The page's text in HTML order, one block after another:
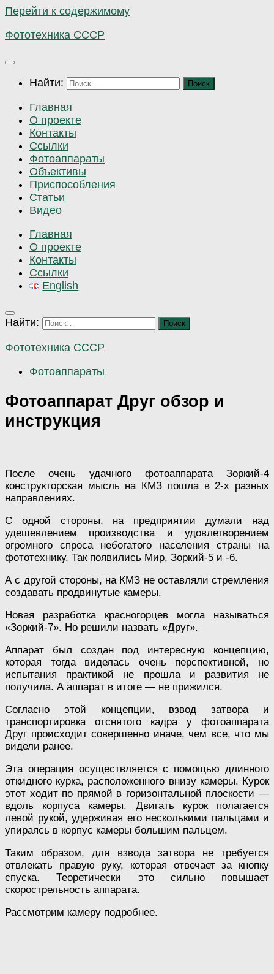
Перейти к содержимому
Фототехника СССР
Найти:
Главная
О проекте
Контакты
Ссылки
Фотоаппараты
Объективы
Приспособления
Статьи
Видео
Главная
О проекте
Контакты
Ссылки
English
Найти:
Фототехника СССР
Фотоаппараты
Фотоаппарат Друг обзор и
инструкция
После очень удачного фотоаппарата Зоркий-4
конструкторская мысль на КМЗ пошла в 2-х разных
направлениях.
С одной стороны, на предприятии думали над
удешевлением производства и удовлетворением
огромного спроса небогатого населения страны на
фототехнику. Так появились Мир, Зоркий-5 и -6.
А с другой стороны, на КМЗ не оставляли стремления
создавать продвинутые камеры.
Новая разработка красногорцев могла называться
«Зоркий-7». Но решили назвать «Друг».
Аппарат был создан под интересную концепцию,
которая тогда виделась очень перспективной, но
испытания практикой не прошла и развития не
получила. А аппарат в итоге — не прижился.
Согласно этой концепции, взвод затвора и
транспортировка отснятого кадра у фотоаппарата
Друг происходит совершенно иначе, чем все, что мы
видели ранее.
Эта операция осуществляется с помощью длинного
откидного курка, расположенного внизу камеры. Курок
этот ходит по прямой в горизонтальной плоскости —
вдоль корпуса камеры. Двигать курок полагается
левой рукой, удерживая его несколькими пальцами и
упираясь в корпус камеры большим пальцем.
Таким образом, для взвода затвора не требуется
отвлекать правую руку, которая отвечает за кнопку
спуска. Теоретически это сильно повышает
скорострельность аппарата.
Рассмотрим камеру подробнее.